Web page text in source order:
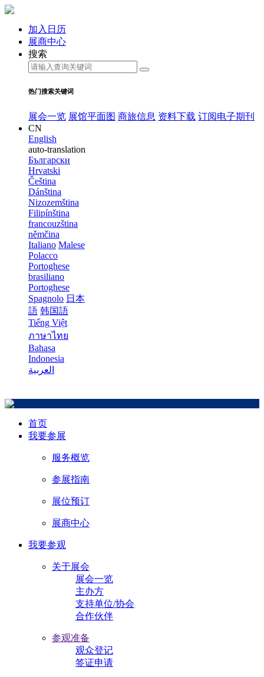
加入日历
展商中心
搜索
热门搜索关键词
展会一览 展馆平面图 商旅信息 资料下载 订阅电子期刊
CN
English
auto-translation
Български
Hrvatski
Čeština
Dánština
Nizozemština
Filipínština
francouzština
němčina
Italiano Malese
Polacco
Portoghese
brasiliano
Portoghese
Spagnolo 日本
語 韩国語
Tiếng Việt
ภาษาไทย
Bahasa
Indonesia
العربية
首页
我要参展
服务概览
参展指南
展位预订
展商中心
我要参观
关于展会
展会一览
主办方
支持单位/协会
合作伙伴
参观准备
观众登记
签证申请